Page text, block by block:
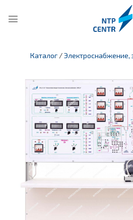
Каталог /Электроснабжение,